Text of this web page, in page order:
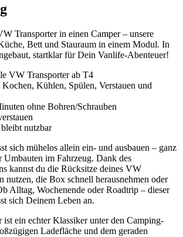
Transporter in einen Camper – unsere
Bett und Stauraum in einem Modul. In
startklar für Dein Vanlife-Abenteuer!
VW Transporter ab T4
Kühlen, Spülen, Verstauen und
ohne Bohren/Schrauben
nutzbar
sich mühelos allein ein- und ausbauen – ganz
Umbauten im Fahrzeug. Dank des
kannst du die Rücksitze deines VW
nutzen, die Box schnell herausnehmen oder
Alltag, Wochenende oder Roadtrip – dieser
sich Deinem Leben an.
ein echter Klassiker unter den Camping-
Ladefläche und dem geraden